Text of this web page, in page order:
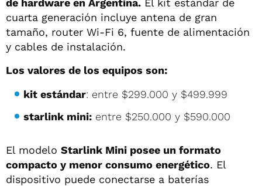
cuarta generación incluye antena de gran
tamaño, router Wi-Fi 6, fuente de alimentación
y cables de instalación.
Los valores de los equipos son:
kit estándar: entre $299.000 y $499.999
starlink mini: entre $250.000 y $590.000
El modelo Starlink Mini posee un formato
compacto y menor consumo energético. El
dispositivo puede conectarse a baterías